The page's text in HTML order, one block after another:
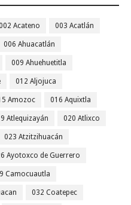
Acateno 003 Acatlán
006 Ahuacatlán
009 Ahuehuetitla
012 Aljojuca
Amozoc 016 Aquixtla
Atlequizayán 020 Atlixco
023 Atzitzihuacán
Ayotoxco de Guerrero
Camocuautla
032 Coatepec